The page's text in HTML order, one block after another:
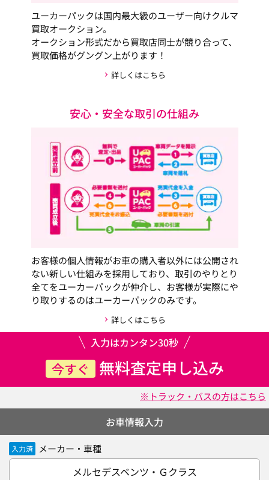
ユーカーパックは国内最大級のユーザー向けクルマ
買取オークション。
オークション形式だから買取店同士が競り合って、
買取価格がグングン上がります！
詳しくはこちら
安心・安全な取引の仕組み
お客様の個人情報がお車の購入者以外には公開され
ない新しい仕組みを採用しており、取引のやりとり
全てをユーカーパックが仲介し、お客様が実際にや
り取りするのはユーカーパックのみです。
詳しくはこちら
入力はカンタン30秒
今すぐ 無料査定申し込み
※トラック・バスの方はこちら
お車情報入力
入力済 メーカー・車種
メルセデスベンツ・Ｇクラス